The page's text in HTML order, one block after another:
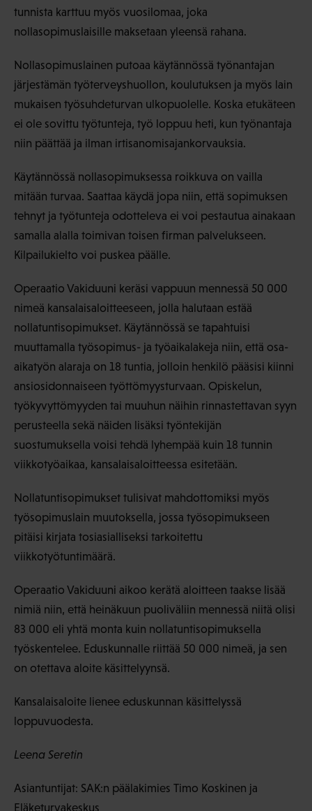
tunnista karttuu myös vuosilomaa, joka
nollasopimuslaisille maksetaan yleensä rahana.
Nollasopimuslainen putoaa käytännössä työnantajan
järjestämän työterveyshuollon, koulutuksen ja myös lain
mukaisen työsuhdeturvan ulkopuolelle. Koska etukäteen
ei ole sovittu työtunteja, työ loppuu heti, kun työnantaja
niin päättää ja ilman irtisanomisajankorvauksia.
Käytännössä nollasopimuksessa roikkuva on vailla
mitään turvaa. Saattaa käydä jopa niin, että sopimuksen
tehnyt ja työtunteja odotteleva ei voi pestautua ainakaan
samalla alalla toimivan toisen firman palvelukseen.
Kilpailukielto voi puskea päälle.
Operaatio Vakiduuni keräsi vappuun mennessä 50 000
nimeä kansalaisaloitteeseen, jolla halutaan estää
nollatuntisopimukset. Käytännössä se tapahtuisi
muuttamalla työsopimus- ja työaikalakeja niin, että osa-
aikatyön alaraja on 18 tuntia, jolloin henkilö pääsisi kiinni
ansiosidonnaiseen työttömyysturvaan. Opiskelun,
työkyvyttömyyden tai muuhun näihin rinnastettavan syyn
perusteella sekä näiden lisäksi työntekijän
suostumuksella voisi tehdä lyhempää kuin 18 tunnin
viikkotyöaikaa, kansalaisaloitteessa esitetään.
Nollatuntisopimukset tulisivat mahdottomiksi myös
työsopimuslain muutoksella, jossa työsopimukseen
pitäisi kirjata tosiasialliseksi tarkoitettu
viikkotyötuntimäärä.
Operaatio Vakiduuni aikoo kerätä aloitteen taakse lisää
nimiä niin, että heinäkuun puoliväliin mennessä niitä olisi
83 000 eli yhtä monta kuin nollatuntisopimuksella
työskentelee. Eduskunnalle riittää 50 000 nimeä, ja sen
on otettava aloite käsittelyynsä.
Kansalaisaloite lienee eduskunnan käsittelyssä
loppuvuodesta.
Leena Seretin
Asiantuntijat: SAK:n päälakimies Timo Koskinen ja
Eläketurvakeskus